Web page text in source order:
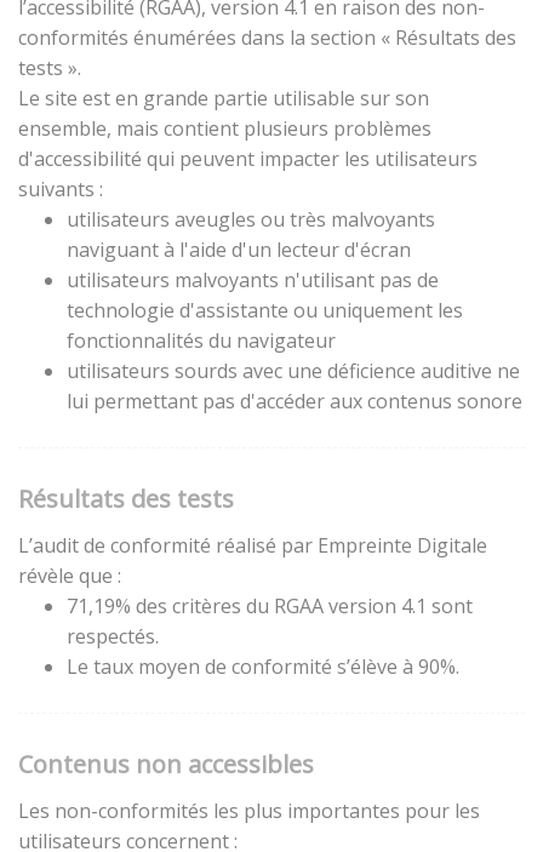
l’accessibilité (RGAA), version 4.1 en raison des non-
conformités énumérées dans la section « Résultats des
tests ».
Le site est en grande partie utilisable sur son
ensemble, mais contient plusieurs problèmes
d'accessibilité qui peuvent impacter les utilisateurs
suivants :
utilisateurs aveugles ou très malvoyants
naviguant à l'aide d'un lecteur d'écran
utilisateurs malvoyants n'utilisant pas de
technologie d'assistante ou uniquement les
fonctionnalités du navigateur
utilisateurs sourds avec une déficience auditive ne
lui permettant pas d'accéder aux contenus sonore
Résultats des tests
L’audit de conformité réalisé par Empreinte Digitale
révèle que :
71,19% des critères du RGAA version 4.1 sont
respectés.
Le taux moyen de conformité s’élève à 90%.
Contenus non accessibles
Les non-conformités les plus importantes pour les
utilisateurs concernent :